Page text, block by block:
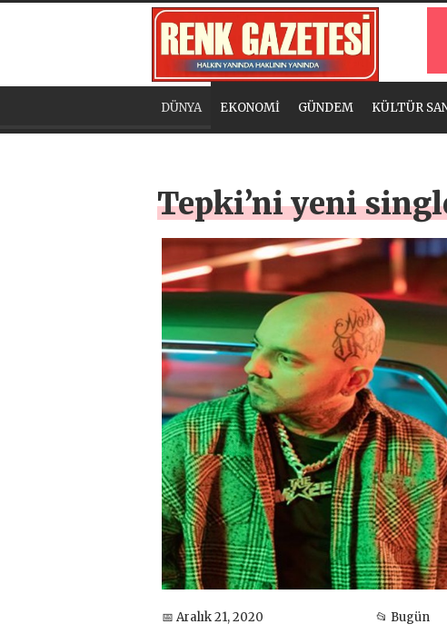
DÜNYA EKONOMİ GÜNDEM KÜLTÜR
Tepki’ni yeni
📅 Aralık 21, 2020 📂 Bugün